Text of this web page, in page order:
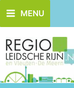
naar
de
inhoud
MENU